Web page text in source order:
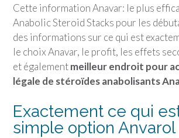
Cette information Anavar: le plus
Anabolic Steroid Stacks pour les
des informations sur ce qui est
le choix Anavar, le profit, les effets
et égalementmeilleur endroit pour
légale de stéroïdes anabolisants
Exactement ce qui
simple option Anvarol